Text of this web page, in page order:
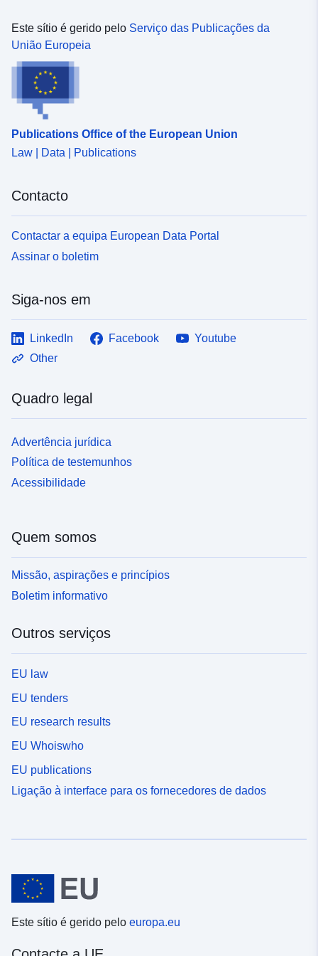
Este sítio é gerido pelo Serviço das Publicações da
União Europeia
Publications Office of the European Union
Law | Data | Publications
Contacto
Contactar a equipa European Data Portal
Assinar o boletim
Siga-nos em
LinkedIn Facebook
Youtube
Other
Quadro legal
Advertência jurídica
Política de testemunhos
Acessibilidade
Quem somos
Missão, aspirações e princípios
Boletim informativo
Outros serviços
EU law
EU tenders
EU research results
EU Whoiswho
EU publications
Ligação à interface para os fornecedores de dados
Este sítio é gerido pelo europa.eu